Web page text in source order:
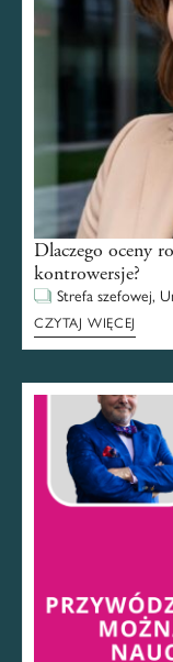
Dlaczego oceny
kontrowersje?
Strefa szefowej,
CZYTAJ WIĘCEJ